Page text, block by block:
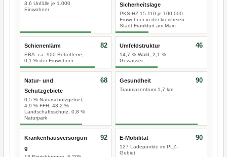
3,6 Unfälle je 1.000
Einwohner
Sicherheitslage
PKS-HZ 15.110 je 100.000
Einwohner in der kreisfreien
Stadt Frankfurt am Main
Schienenlärm
EBA: ca. 900 Betroffene,
0,1 % der Einwohner
82 Umfeldstruktur
14,7 % Wald, 2,1 %
Gewässer
46
Natur- und
Schutzgebiete
0,5 % Naturschutzgebiet,
4,9 % FFH, 43,2 %
Landschaftsschutz, 0,8 %
Naturpark
68 Gesundheit
Traumazentrum 1,7 km
90
Krankenhausversorgun
g
92 E-Mobilität
127 Ladepunkte im PLZ-
Gebiet
90